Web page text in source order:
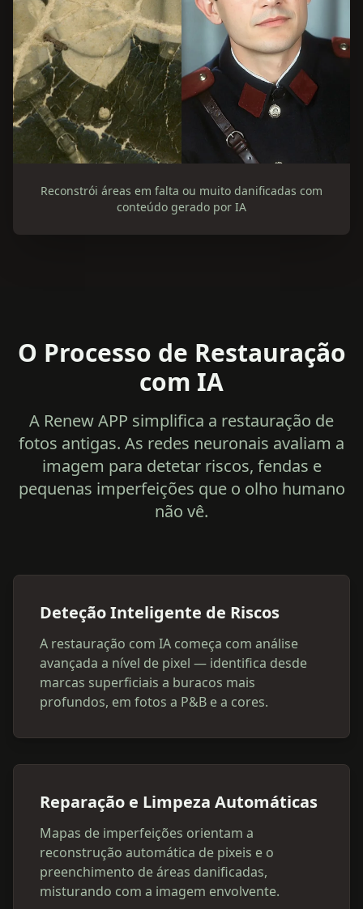
Reconstrói áreas em falta ou muito danificadas com
conteúdo gerado por IA
O Processo de Restauração
com IA
A Renew APP simplifica a restauração de
fotos antigas. As redes neuronais avaliam a
imagem para detetar riscos, fendas e
pequenas imperfeições que o olho humano
não vê.
Deteção Inteligente de Riscos
A restauração com IA começa com análise
avançada a nível de pixel — identifica desde
marcas superficiais a buracos mais
profundos, em fotos a P&B e a cores.
Reparação e Limpeza Automáticas
Mapas de imperfeições orientam a
reconstrução automática de pixeis e o
preenchimento de áreas danificadas,
misturando com a imagem envolvente.